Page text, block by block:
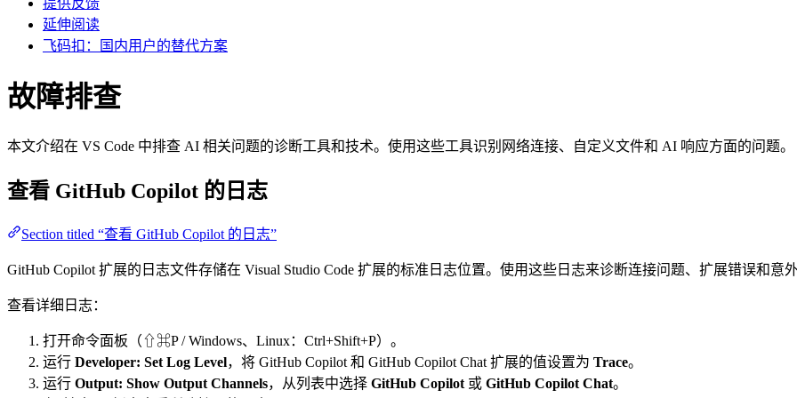
延伸阅读
飞码扣：国内用户的替代方案
故障排查
本文介绍在 VS Code 中排查 AI 相关问题的诊断工具和技术。使用这些工具识别网络连接、自定义文件和 AI 响应方面的问题。
查看 GitHub Copilot 的日志
Section titled “查看 GitHub Copilot 的日志”
GitHub Copilot 扩展的日志文件存储在 Visual Studio Code 扩展的标准日志位置。使用这些日志来诊断连接问题、扩展错误和意外
查看详细日志：
打开命令面板（⇧⌘P / Windows、Linux：Ctrl+Shift+P）。
运行 Developer: Set Log Level，将 GitHub Copilot 和 GitHub Copilot Chat 扩展的值设置为 Trace。
运行 Output: Show Output Channels，从列表中选择 GitHub Copilot 或 GitHub Copilot Chat。